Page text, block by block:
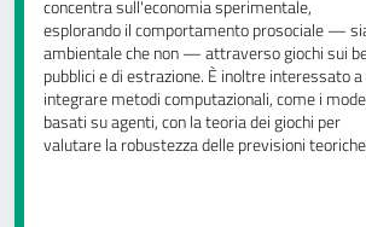
concentra sull'economia sperimentale,
esplorando il comportamento prosociale —
ambientale che non — attraverso giochi sui
pubblici e di estrazione. È inoltre interessato a
integrare metodi computazionali, come i
basati su agenti, con la teoria dei giochi per
valutare la robustezza delle previsioni